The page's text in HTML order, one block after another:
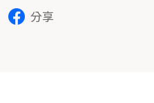
分享